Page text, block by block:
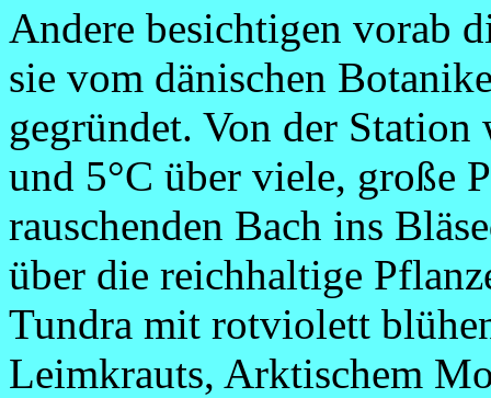
Andere besichtigen vorab
sie vom dänischen
gegründet. Von der
und 5°C über viele, große
rauschenden Bach ins
über die reichhaltige
Tundra mit rotviolett
Leimkrauts, Arktischem